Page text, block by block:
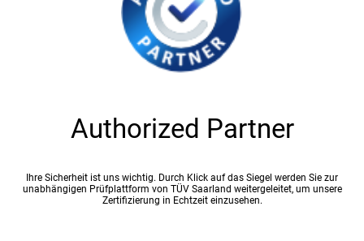
Authorized Partner
Ihre Sicherheit ist uns wichtig. Durch Klick auf das Siegel werden Sie zur
unabhängigen Prüfplattform von TÜV Saarland weitergeleitet, um unsere
Zertifizierung in Echtzeit einzusehen.